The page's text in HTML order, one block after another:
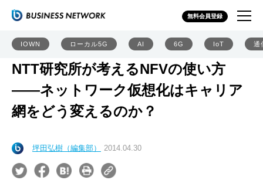
無料会員登録
IOWN ローカル5G AI 6G IoT 通
NTT研究所が考えるNFVの使い方
――ネットワーク仮想化はキャリア
網をどう変えるのか？
坪田弘樹（編集部） 2014.04.30